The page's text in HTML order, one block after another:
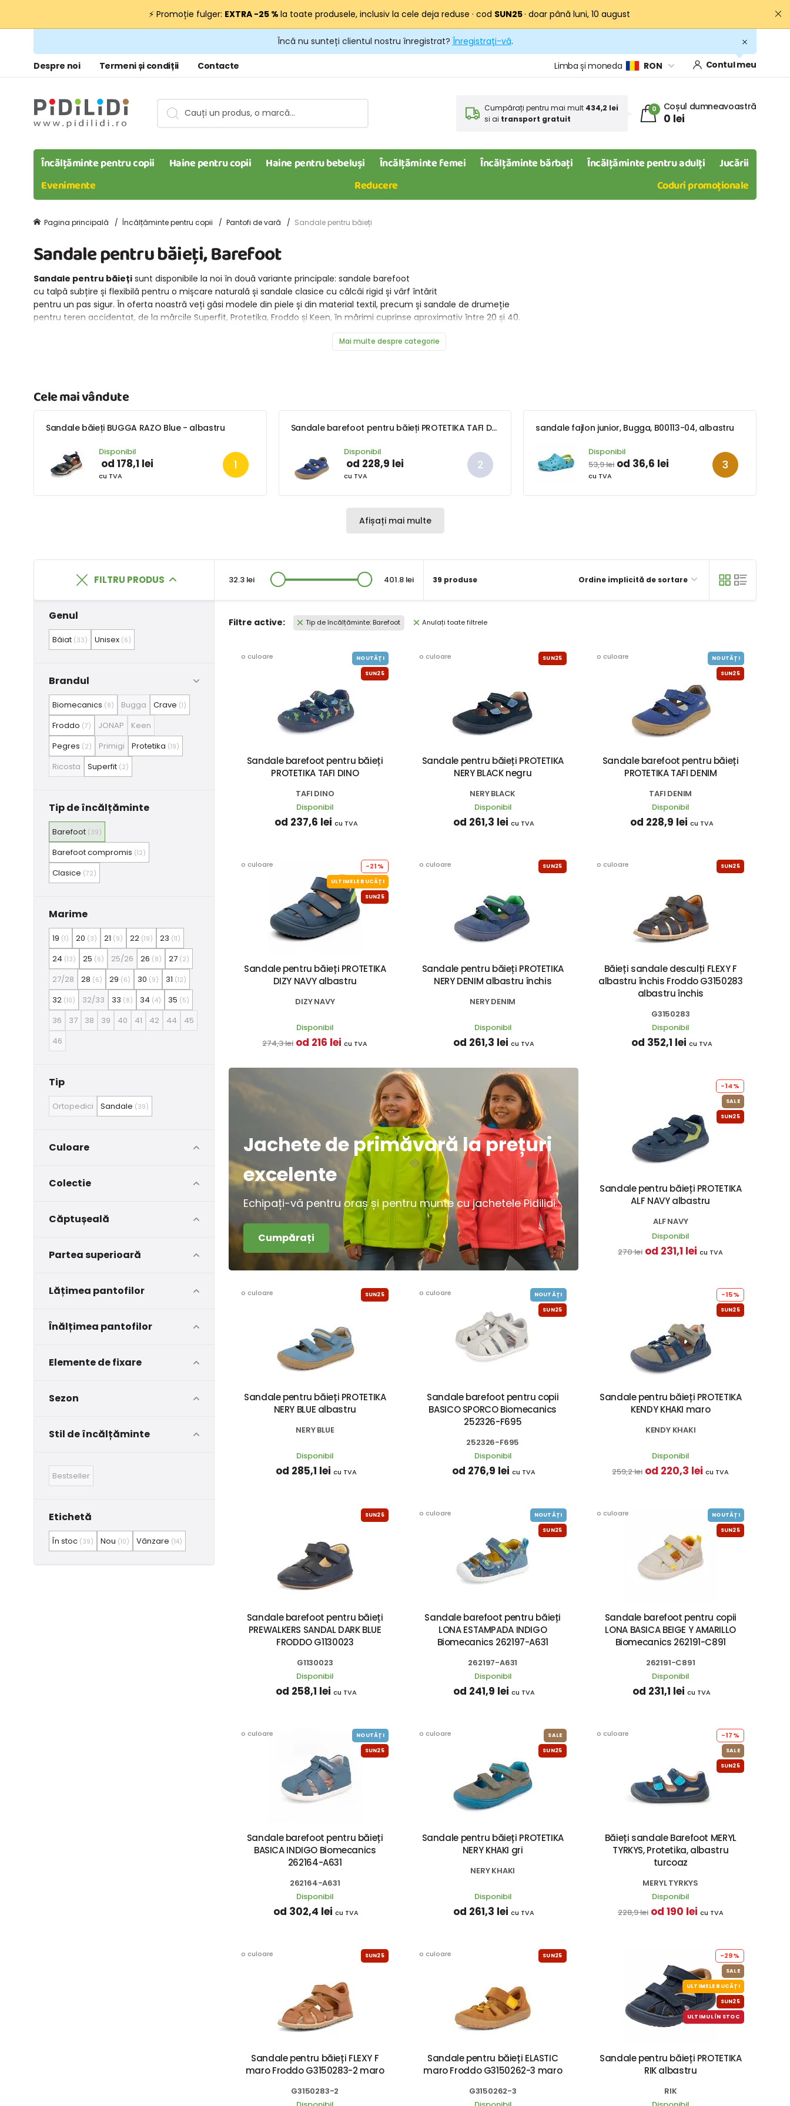
⚡ Promoție fulger: EXTRA −25 % la toate produsele, inclusiv la cele deja reduse · cod SUN25· doar până luni, 10 august
Încă nu sunteți clientul nostru înregistrat? Înregistrați-vă.
Despre noi Termeni și condiții Contacte Limba și moneda RON Contul meu
Cumpărați pentru mai mult 434,2 lei
si ai transport gratuit
0 Coșul dumneavoastră
0 lei
Încălțăminte pentru copii Haine pentru copii Haine pentru bebeluși Încălțăminte femei Încălțăminte bărbați Încălțăminte pentru adulți
Jucării
Evenimente
Reducere Coduri promoționale
Pagina principală Încălțăminte pentru copii Pantofi de vară Sandale pentru băieți
Sandale pentru băieți, Barefoot
Sandale pentru băieți sunt disponibile la noi în două variante principale: sandale barefoot
cu talpă subțire și flexibilă pentru o mișcare naturală și sandale clasice cu călcâi rigid și vârf întărit
pentru un pas sigur. În oferta noastră veți găsi modele din piele și din material textil, precum și sandale de drumeție
pentru teren accidentat, de la mărcile Superfit, Protetika, Froddo și Keen, în mărimi cuprinse aproximativ între 20 și 40.
Mai multe despre categorie
Cele mai vândute
Sandale băieți BUGGA RAZO Blue - albastru
Disponibil
od 178,1 lei
cu TVA
Sandale barefoot pentru băieți PROTETIKA TAFI DENIM
Disponibil
od 228,9 lei
cu TVA
sandale fajlon junior, Bugga, B00113-04, albastru
Disponibil
53,9 lei od 36,6 lei
cu TVA
Afișați mai multe
FILTRU PRODUS 39 produse Ordine implicită de sortare
Genul
Băiat (33) Unisex (6)
Brandul
Biomecanics (8) Bugga Crave (1)
Froddo (7) JONAP
Keen
Pegres (2) Primigi Protetika (19)
Ricosta Superfit (2)
Tip de încălțăminte
Barefoot (39)
Barefoot compromis (12)
Clasice (72)
Marime
19 (1) 20 (3) 21 (9) 22 (19) 23 (11)
24 (13) 25 (6) 25/26 26 (8) 27 (2)
27/28 28 (6) 29 (6) 30 (9) 31 (12)
32 (10) 32/33 33 (8) 34 (4) 35 (5)
36 37 38 39 40 41 42 44
45
46
Tip
Ortopedici Sandale (39)
Culoare
Colectie
Căptușeală
Partea superioară
Lățimea pantofilor
Înălțimea pantofilor
Elemente de fixare
Sezon
Stil de încălțăminte
Bestseller
Etichetă
În stoc (39) Nou (10) Vânzare (14)
32.3 lei 401.8 lei
Filtre active: Tip de încălțăminte: Barefoot Anulați toate filtrele
o culoare NOUTĂȚI
SUN25
Sandale barefoot pentru băieți
PROTETIKA TAFI DINO
TAFI DINO
Disponibil
od 237,6 lei cu TVA
o culoare SUN25
Sandale pentru băieți PROTETIKA
NERY BLACK negru
NERY BLACK
Disponibil
od 261,3 lei cu TVA
o culoare NOUTĂȚI
SUN25
Sandale barefoot pentru băieți
PROTETIKA TAFI DENIM
TAFI DENIM
Disponibil
od 228,9 lei cu TVA
o culoare -21%
ULTIMELE BUCĂȚI
SUN25
Sandale pentru băieți PROTETIKA
DIZY NAVY albastru
DIZY NAVY
Disponibil
274,3 lei od 216 lei cu TVA
o culoare SUN25
Sandale pentru băieți PROTETIKA
NERY DENIM albastru închis
NERY DENIM
Disponibil
od 261,3 lei cu TVA
o culoare SUN25
Băieți sandale desculți FLEXY F
albastru închis Froddo G3150283
albastru închis
G3150283
Disponibil
od 352,1 lei cu TVA
Jachete de primăvară la prețuri
excelente
Echipați-vă pentru oraș și pentru munte cu jachetele Pidilidi.
Cumpărați
-14%
SALE
SUN25
Sandale pentru băieți PROTETIKA
ALF NAVY albastru
ALF NAVY
Disponibil
270 lei od 231,1 lei cu TVA
o culoare SUN25
Sandale pentru băieți PROTETIKA
NERY BLUE albastru
NERY BLUE
Disponibil
od 285,1 lei cu TVA
o culoare NOUTĂȚI
SUN25
Sandale barefoot pentru copii
BASICO SPORCO Biomecanics
252326-F695
252326-F695
Disponibil
od 276,9 lei cu TVA
-15%
SUN25
Sandale pentru băieți PROTETIKA
KENDY KHAKI maro
KENDY KHAKI
Disponibil
259,2 lei od 220,3 lei cu TVA
SUN25
Sandale barefoot pentru băieți
PREWALKERS SANDAL DARK BLUE
FRODDO G1130023
G1130023
Disponibil
od 258,1 lei cu TVA
o culoare NOUTĂȚI
SUN25
Sandale barefoot pentru băieți
LONA ESTAMPADA INDIGO
Biomecanics 262197-A631
262197-A631
Disponibil
od 241,9 lei cu TVA
o culoare NOUTĂȚI
SUN25
Sandale barefoot pentru copii
LONA BASICA BEIGE Y AMARILLO
Biomecanics 262191-C891
262191-C891
Disponibil
od 231,1 lei cu TVA
o culoare NOUTĂȚI
SUN25
Sandale barefoot pentru băieți
BASICA INDIGO Biomecanics
262164-A631
262164-A631
Disponibil
od 302,4 lei cu TVA
o culoare SALE
SUN25
Sandale pentru băieți PROTETIKA
NERY KHAKI gri
NERY KHAKI
Disponibil
od 261,3 lei cu TVA
o culoare -17%
SALE
SUN25
Băieți sandale Barefoot MERYL
TYRKYS, Protetika, albastru
turcoaz
MERYL TYRKYS
Disponibil
228,9 lei od 190 lei cu TVA
o culoare SUN25
Sandale pentru băieți FLEXY F
maro Froddo G3150283-2 maro
G3150283-2
o culoare SUN25
Sandale pentru băieți ELASTIC
maro Froddo G3150262-3 maro
G3150262-3
-29%
SALE
ULTIMELE BUCĂȚI
SUN25
ULTIMUL ÎN STOC
Sandale pentru băieți PROTETIKA
RIK albastru
RIK